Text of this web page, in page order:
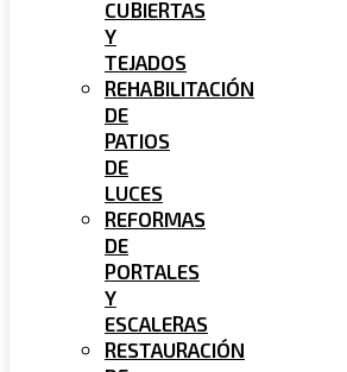
CUBIERTAS
Y
TEJADOS
REHABILITACIÓN
DE
PATIOS
DE
LUCES
REFORMAS
DE
PORTALES
Y
ESCALERAS
RESTAURACIÓN